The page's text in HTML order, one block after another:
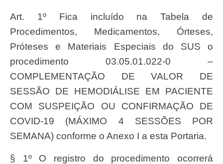
Art. 1º Fica incluído na Tabela de
Procedimentos, Medicamentos, Órteses,
Próteses e Materiais Especiais do SUS o
procedimento 03.05.01.022-0 –
COMPLEMENTAÇÃO DE VALOR DE
SESSÃO DE HEMODIÁLISE EM PACIENTE
COM SUSPEIÇÃO OU CONFIRMAÇÃO DE
COVID-19 (MÁXIMO 4 SESSÕES POR
SEMANA) conforme o Anexo I a esta Portaria.
§ 1º O registro do procedimento ocorrerá